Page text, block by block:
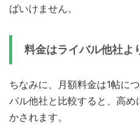
ばいけません。
料金はライバル他社よ
ちなみに、月額料金は1帖に
バル他社と比較すると、高
かされます。